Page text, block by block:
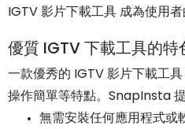
IGTV 影片下載工具 成為使用者
優質 IGTV 下載工具的特
一款優秀的 IGTV 影片下載工
操作簡單等特點。SnapInsta
無需安裝任何應用程式或